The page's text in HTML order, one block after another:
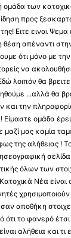
ομάδα των
προς
Ειτε ειναι Ψεμα
θέση απέναντι
ότι μόνο με την
να
λοιπόν θα βρειτε
...αλλά θα
την
ομάδα
μαζί μας καμία
της αλήθειας !
όλων των
Νέα είναι
χρησιμοποιούν
αποθήκη
το φανερό
αλήθεια και τι